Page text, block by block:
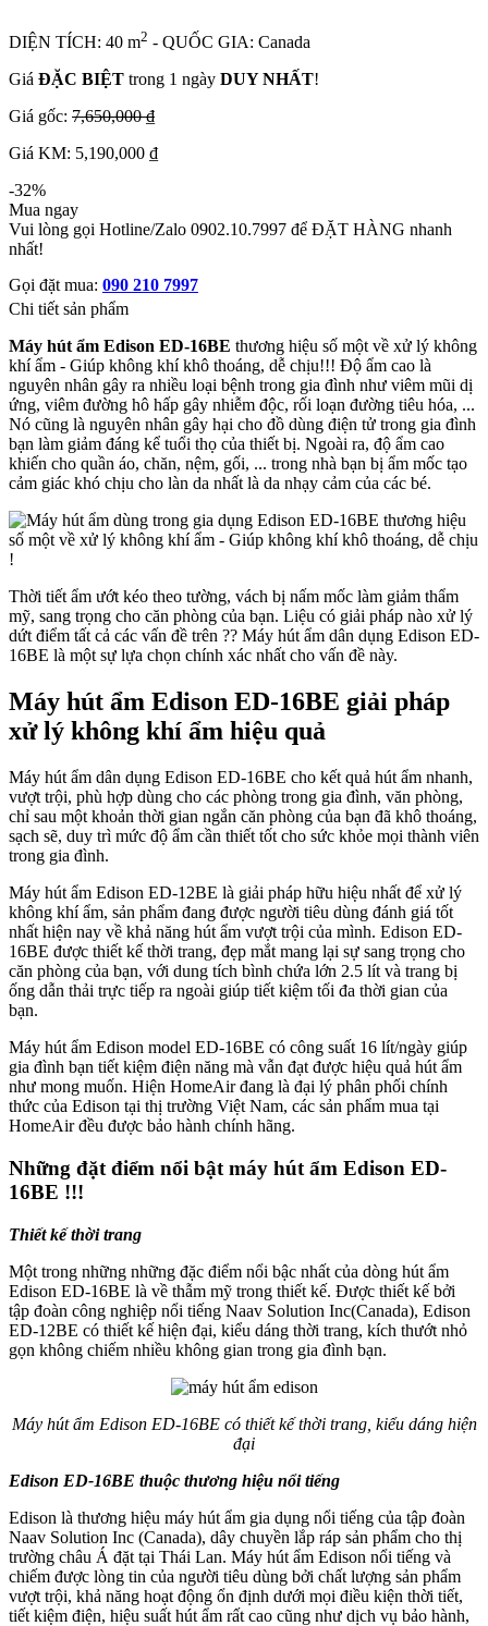
DIỆN TÍCH: 40 m2 - QUỐC GIA: Canada
Giá ĐẶC BIỆT trong 1 ngày DUY NHẤT!
Giá gốc: 7,650,000 ₫
Giá KM: 5,190,000 ₫
-32%
Mua ngay
Vui lòng gọi Hotline/Zalo 0902.10.7997 để ĐẶT HÀNG nhanh
nhất!
Gọi đặt mua: 090 210 7997
Chi tiết sản phẩm
Máy hút ẩm Edison ED-16BE thương hiệu số một về xử lý không
khí ẩm - Giúp không khí khô thoáng, dễ chịu!!! Độ ẩm cao là
nguyên nhân gây ra nhiều loại bệnh trong gia đình như viêm mũi dị
ứng, viêm đường hô hấp gây nhiễm độc, rối loạn đường tiêu hóa, ...
Nó cũng là nguyên nhân gây hại cho đồ dùng điện tử trong gia đình
bạn làm giảm đáng kể tuổi thọ của thiết bị. Ngoài ra, độ ẩm cao
khiến cho quần áo, chăn, nệm, gối, ... trong nhà bạn bị ẩm mốc tạo
cảm giác khó chịu cho làn da nhất là da nhạy cảm của các bé.
Thời tiết ẩm ướt kéo theo tường, vách bị nấm mốc làm giảm thẩm
mỹ, sang trọng cho căn phòng của bạn. Liệu có giải pháp nào xử lý
dứt điểm tất cả các vấn đề trên ?? Máy hút ẩm dân dụng Edison ED-
16BE là một sự lựa chọn chính xác nhất cho vấn đề này.
Máy hút ẩm Edison ED-16BE giải pháp
xử lý không khí ẩm hiệu quả
Máy hút ẩm dân dụng Edison ED-16BE cho kết quả hút ẩm nhanh,
vượt trội, phù hợp dùng cho các phòng trong gia đình, văn phòng,
chỉ sau một khoản thời gian ngắn căn phòng của bạn đã khô thoáng,
sạch sẽ, duy trì mức độ ẩm cần thiết tốt cho sức khỏe mọi thành viên
trong gia đình.
Máy hút ẩm Edison ED-12BE là giải pháp hữu hiệu nhất để xử lý
không khí ẩm, sản phẩm đang được người tiêu dùng đánh giá tốt
nhất hiện nay về khả năng hút ẩm vượt trội của mình. Edison ED-
16BE được thiết kế thời trang, đẹp mắt mang lại sự sang trọng cho
căn phòng của bạn, với dung tích bình chứa lớn 2.5 lít và trang bị
ống dẫn thải trực tiếp ra ngoài giúp tiết kiệm tối đa thời gian của
bạn.
Máy hút ẩm Edison model ED-16BE có công suất 16 lít/ngày giúp
gia đình bạn tiết kiệm điện năng mà vẫn đạt được hiệu quả hút ẩm
như mong muốn. Hiện HomeAir đang là đại lý phân phối chính
thức của Edison tại thị trường Việt Nam, các sản phẩm mua tại
HomeAir đều được bảo hành chính hãng.
Những đặt điểm nổi bật máy hút ẩm Edison ED-
16BE !!!
Thiết kế thời trang
Một trong những những đặc điểm nổi bậc nhất của dòng hút ẩm
Edison ED-16BE là về thẫm mỹ trong thiết kế. Được thiết kế bởi
tập đoàn công nghiệp nổi tiếng Naav Solution Inc(Canada), Edison
ED-12BE có thiết kế hiện đại, kiểu dáng thời trang, kích thướt nhỏ
gọn không chiếm nhiều không gian trong gia đình bạn.
Máy hút ẩm Edison ED-16BE có thiết kế thời trang, kiểu dáng hiện
đại
Edison ED-16BE thuộc thương hiệu nổi tiếng
Edison là thương hiệu máy hút ẩm gia dụng nổi tiếng của tập đoàn
Naav Solution Inc (Canada), dây chuyền lắp ráp sản phẩm cho thị
trường châu Á đặt tại Thái Lan. Máy hút ẩm Edison nổi tiếng và
chiếm được lòng tin của người tiêu dùng bởi chất lượng sản phẩm
vượt trội, khả năng hoạt động ổn định dưới mọi điều kiện thời tiết,
tiết kiệm điện, hiệu suất hút ẩm rất cao cũng như dịch vụ bảo hành,